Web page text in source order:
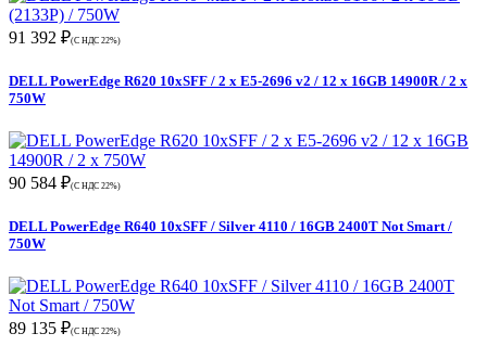
91 392 ₽(С НДС 22%)
DELL PowerEdge R620 10xSFF / 2 x E5-2696 v2 / 12 x 16GB 14900R / 2 x
750W
90 584 ₽(С НДС 22%)
DELL PowerEdge R640 10xSFF / Silver 4110 / 16GB 2400T Not Smart /
750W
89 135 ₽(С НДС 22%)